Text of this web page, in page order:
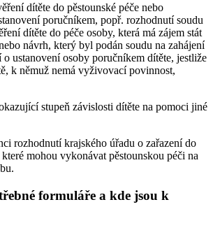
dítěte do pěstounské péče nebo
poručníkem, popř. rozhodnutí soudu
dítěte do péče osoby, která má zájem stát
návrh, který byl podán soudu na zahájení
o ustanovení osoby poručníkem dítěte, jestliže
k němuž nemá vyživovací povinnost,
stupeň závislosti dítěte na pomoci jiné
rozhodnutí krajského úřadu o zařazení do
mohou vykonávat pěstounskou péči na
formuláře a kde jsou k